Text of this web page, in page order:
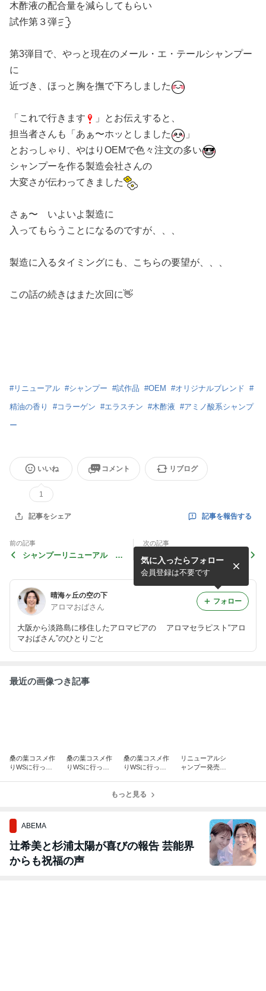
木酢液の配合量を減らしてもらい
試作第３弾
第3弾目で、やっと現在のメール・エ・テールシャンプー
に
近づき、ほっと胸を撫で下ろしました
「これで行きます
」とお伝えすると、
担当者さんも「あぁ〜ホッとしました
」
とおっしゃり、やはりOEMで色々注文の多い
シャンプーを作る製造会社さんの
大変さが伝わってきました
さぁ〜 いよいよ製造に
入ってもらうことになるのですが、、、
製造に入るタイミングにも、こちらの要望が、、、
この話の続きはまた次回に👋
#リニューアル #シャンプー #試作品 #OEM #オリジナルブレンド #
精油の香り #コラーゲン #エラスチン #木酢液 #アミノ酸系シャンプ
ー
いいね
1
コメント リブログ
記事をシェア 記事を報告する
前の記事
シャンプーリニューアル そ
次の記事
シャンプーリニューアル そ
の２
晴海ヶ丘の空の下
アロマおばさん
大阪から淡路島に移住したアロマピアの アロマセラピスト“アロ
マおばさん”のひとりごと
気に入ったらフォロー
会員登録は不要です
フォロー
最近の画像つき記事
桑の葉コスメ作
りWSに行って
桑の葉コスメ作
りWSに行って
桑の葉コスメ作
りWSに行って
リニューアルシ
ャンプー発売し
もっと見る
ABEMA
辻希美と杉浦太陽が喜びの報告 芸能界
からも祝福の声